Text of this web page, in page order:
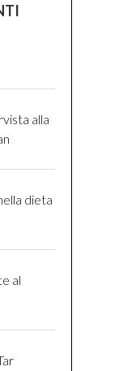
alla
dieta
al